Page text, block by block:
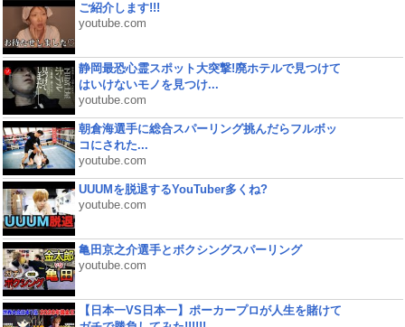
ご紹介します!!!
youtube.com
静岡最恐心霊スポット大突撃!廃ホテルで見つけて
はいけないモノを見つけ...
youtube.com
朝倉海選手に総合スパーリング挑んだらフルボッ
コにされた...
youtube.com
UUUMを脱退するYouTuber多くね?
youtube.com
亀田京之介選手とボクシングスパーリング
youtube.com
【日本一VS日本一】ポーカープロが人生を賭けて